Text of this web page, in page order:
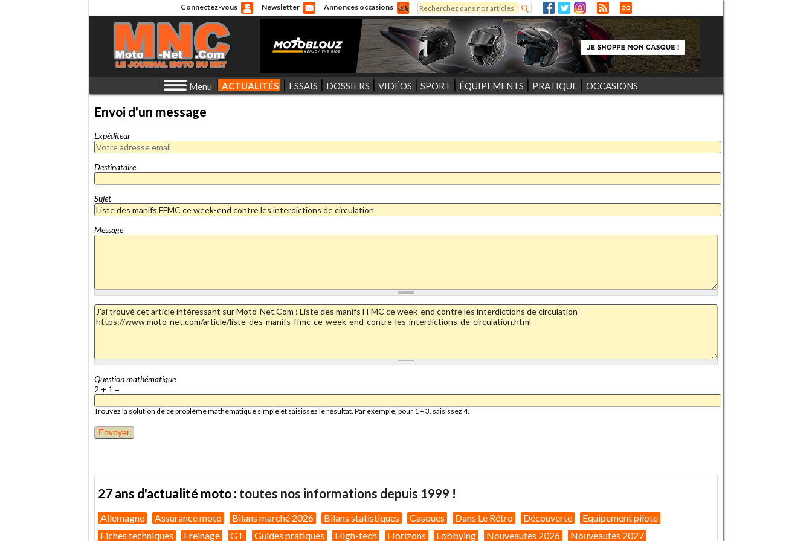
Connectez-vous Newsletter Annonces occasions
Formulaire de recherche
Rechercher
Menu ACTUALITÉS ESSAIS DOSSIERS VIDÉOS SPORT ÉQUIPEMENTS PRATIQUE OCCASIONS
Envoi d'un message
Expéditeur
Destinataire
Sujet
Message
Question mathématique
2 + 1 =
Trouvez la solution de ce problème mathématique simple et saisissez le résultat. Par exemple, pour 1 + 3, saisissez 4.
27 ans d'actualité moto : toutes nos informations depuis 1999 !
Allemagne Assurance moto Bilans marché 2026 Bilans statistiques Casques Dans Le Rétro Découverte
Equipement pilote
Fiches techniques
Freinage GT Guides pratiques High-tech Horizons Lobbying Nouveautés 2026 Nouveautés 2027